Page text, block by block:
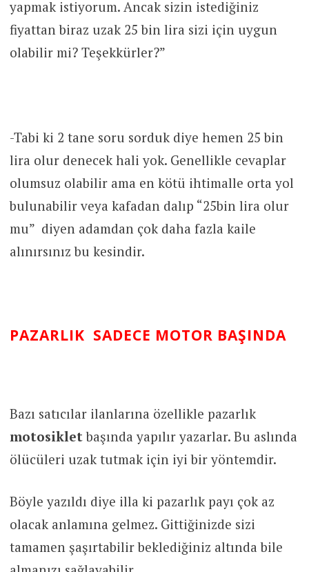
yapmak istiyorum. Ancak sizin istediğiniz
fiyattan biraz uzak 25 bin lira sizi için uygun
olabilir mi? Teşekkürler?”
-Tabi ki 2 tane soru sorduk diye hemen 25 bin
lira olur denecek hali yok. Genellikle cevaplar
olumsuz olabilir ama en kötü ihtimalle orta yol
bulunabilir veya kafadan dalıp “25bin lira olur
mu” diyen adamdan çok daha fazla kaile
alınırsınız bu kesindir.
PAZARLIK SADECE MOTOR BAŞINDA
Bazı satıcılar ilanlarına özellikle pazarlık
motosikletbaşında yapılır yazarlar. Bu aslında
ölücüleri uzak tutmak için iyi bir yöntemdir.
Böyle yazıldı diye illa ki pazarlık payı çok az
olacak anlamına gelmez. Gittiğinizde sizi
tamamen şaşırtabilir beklediğiniz altında bile